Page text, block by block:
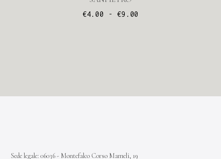
€4.00 - €9.00
Sede legale: 06036 - Montefalco Corso Mameli, 19